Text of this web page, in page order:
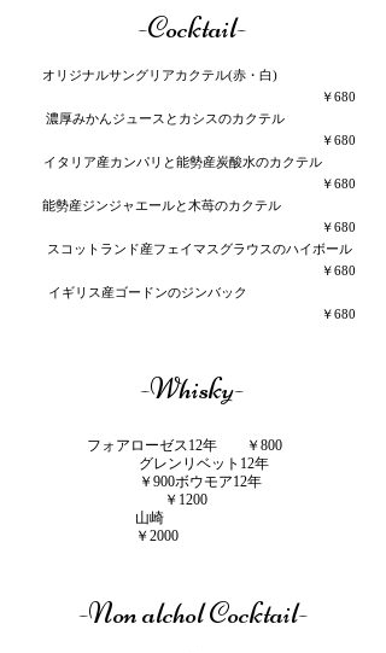
-Cocktail-
オリジナルサングリアカクテル(赤・白)
￥680
濃厚みかんジュースとカシスのカクテル
￥680
イタリア産カンパリと能勢産炭酸水のカクテル
￥680
能勢産ジンジャエールと木苺のカクテル
￥680
スコットランド産フェイマスグラウスのハイボール
￥680
イギリス産ゴードンのジンバック
￥680
-Whisky-
フォアローゼス12年 ￥800
グレンリベット12年
￥900ボウモア12年
￥1200
山崎
￥2000
-Non alchol Cocktail-